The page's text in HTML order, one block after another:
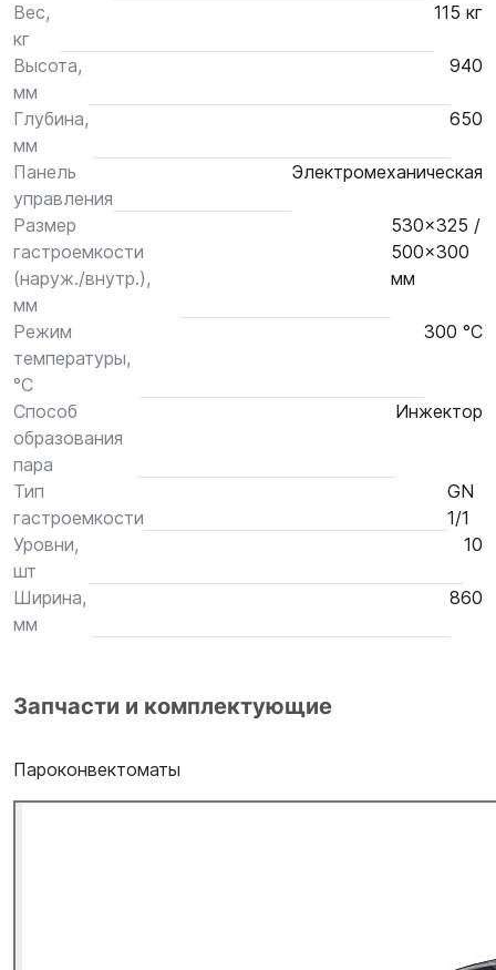
Вес,
кг
115 кг
Высота,
мм
940
Глубина,
мм
650
Панель
управления
Электромеханическая
Размер
гастроемкости
(наруж./внутр.),
мм
530x325 /
500x300
мм
Режим
температуры,
°С
300 °С
Способ
образования
пара
Инжектор
Тип
гастроемкости
GN
1/1
Уровни,
шт
10
Ширина,
мм
860
Запчасти и комплектующие
Пароконвектоматы